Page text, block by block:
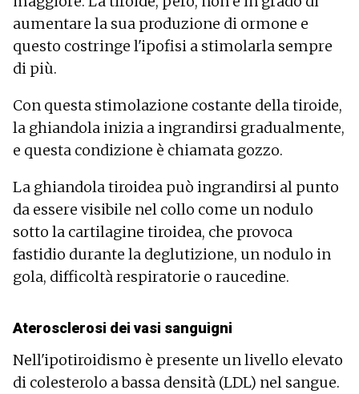
aumentare la sua produzione di ormone e
questo costringe l'ipofisi a stimolarla sempre
di più.
Con questa stimolazione costante della tiroide,
la ghiandola inizia a ingrandirsi gradualmente,
e questa condizione è chiamata gozzo.
La ghiandola tiroidea può ingrandirsi al punto
da essere visibile nel collo come un nodulo
sotto la cartilagine tiroidea, che provoca
fastidio durante la deglutizione, un nodulo in
gola, difficoltà respiratorie o raucedine.
Aterosclerosi dei vasi sanguigni
Nell'ipotiroidismo è presente un livello elevato
di colesterolo a bassa densità (LDL) nel sangue.